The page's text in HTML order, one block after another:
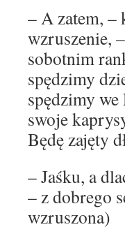
– A zatem, –
wzruszenie,
sobotnim
spędzimy
spędzimy
swoje
Będę zajęty
– Jaśku, a
– z dobrego
wzruszona)